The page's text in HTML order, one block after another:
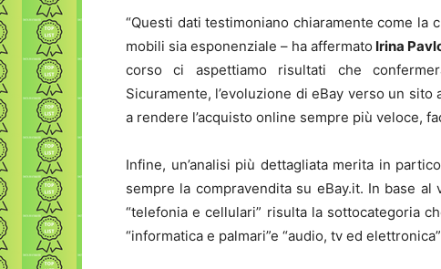
“Questi dati testimoniano chiaramente come
mobili sia esponenziale – ha affermato Irina
corso ci aspettiamo risultati che
Sicuramente, l’evoluzione di eBay verso un
a rendere l’acquisto online sempre più veloce,
Infine, un’analisi più dettagliata merita in
sempre la compravendita su eBay.it. In base
“telefonia e cellulari” risulta la sottocategoria
“informatica e palmari”e “audio, tv ed